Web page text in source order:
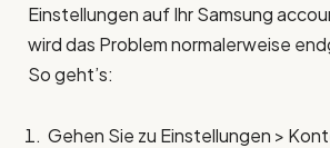
Einstellungen auf Ihr Samsung
wird das Problem normalerweise
So geht’s:
Gehen Sie zu Einstellungen >